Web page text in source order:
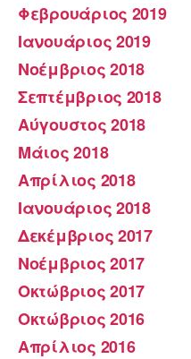
Φεβρουάριος 2019
Ιανουάριος 2019
Νοέμβριος 2018
Σεπτέμβριος 2018
Αύγουστος 2018
Μάιος 2018
Απρίλιος 2018
Ιανουάριος 2018
Δεκέμβριος 2017
Νοέμβριος 2017
Οκτώβριος 2017
Οκτώβριος 2016
Απρίλιος 2016